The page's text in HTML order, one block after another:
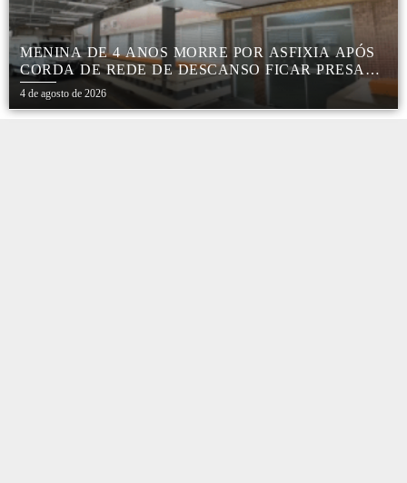
MENINA DE 4 ANOS MORRE POR ASFIXIA APÓS
CORDA DE REDE DE DESCANSO FICAR PRESA
AO PESCOÇO EM MARÍLIA
4 de agosto de 2026